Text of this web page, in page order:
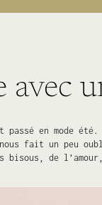
avec
en mode
fait un peu
bisous, de